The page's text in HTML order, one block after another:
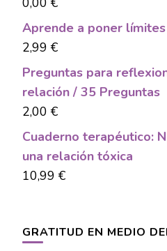
Aprende a poner límites
2,99 €
Preguntas para
relación / 35 Preguntas
2,00 €
Cuaderno terapéutico:
una relación tóxica
10,99 €
GRATITUD EN MEDIO